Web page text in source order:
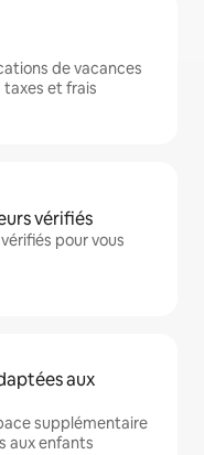
de vacances
taxes et frais
vérifiés
pour vous
aux
supplémentaire
aux enfants